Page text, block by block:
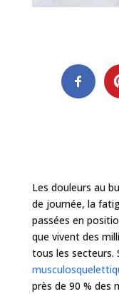
Les douleurs au
de journée, la
passées en
que vivent des
tous les secteurs.
près de 90 % des